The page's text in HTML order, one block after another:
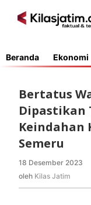
Beranda Ekonomi
Bertatus
Dipastikan
Keindahan
Semeru
18 Desember 2023
oleh Kilas Jatim